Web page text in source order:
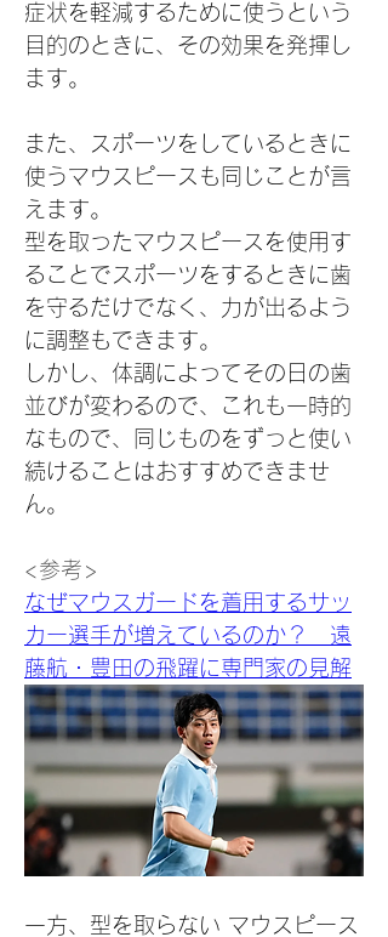
症状を軽減するために使うという
目的のときに、その効果を発揮し
ます。
また、スポーツをしているときに
使うマウスピースも同じことが言
えます。
型を取ったマウスピースを使用す
ることでスポーツをするときに歯
を守るだけでなく、力が出るよう
に調整もできます。
しかし、体調によってその日の歯
並びが変わるので、これも一時的
なもので、同じものをずっと使い
続けることはおすすめできませ
ん。
<参考>
なぜマウスガードを着用するサッ
カー選手が増えているのか？　遠
藤航・豊田の飛躍に専門家の見解
一方、型を取らない マウスピース